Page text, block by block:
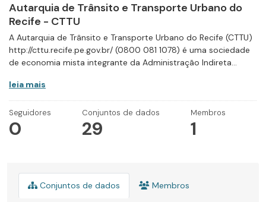
Autarquia de Trânsito e Transporte Urbano do
Recife - CTTU
A Autarquia de Trânsito e Transporte Urbano do Recife (CTTU)
http://cttu.recife.pe.gov.br/ (0800 081 1078) é uma sociedade
de economia mista integrante da Administração Indireta...
leia mais
Seguidores
0
Conjuntos de dados
29
Membros
1
Conjuntos de dados Membros